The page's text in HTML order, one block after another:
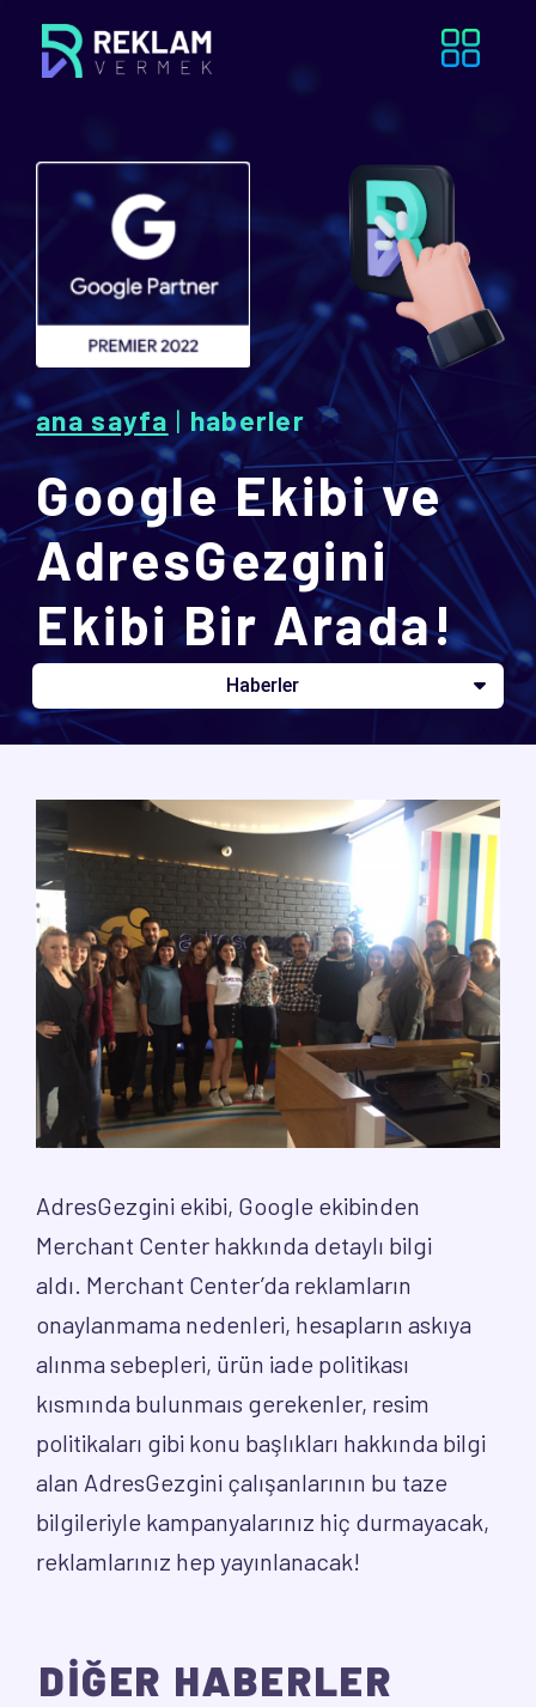
ana sayfa | haberler
Google Ekibi ve
AdresGezgini
Ekibi Bir Arada!
Haberler
AdresGezgini ekibi, Google ekibinden
Merchant Center hakkında detaylı bilgi
aldı. Merchant Center’da reklamların
onaylanmama nedenleri, hesapların askıya
alınma sebepleri, ürün iade politikası
kısmında bulunmaıs gerekenler, resim
politikaları gibi konu başlıkları hakkında bilgi
alan AdresGezgini çalışanlarının bu taze
bilgileriyle kampanyalarınız hiç durmayacak,
reklamlarınız hep yayınlanacak!
DİĞER HABERLER